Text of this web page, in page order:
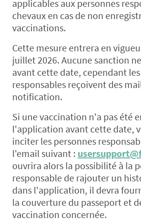
applicables aux personnes
chevaux en cas de non
vaccinations.
Cette mesure entrera en
juillet 2026. Aucune sanction
avant cette date, cependant
responsables reçoivent des
notification.
Si une vaccination n'a pas été
l'application avant cette date,
inciter les personnes
l'email suivant :
ouvrira alors la possibilité à la
responsable de rajouter un
dans l'application, il devra
la couverture du passeport et
vaccination concernée.